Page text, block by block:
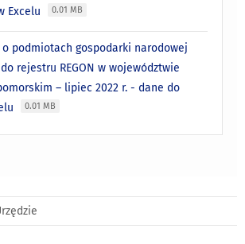
Excelu
0.01 MB
podmiotach gospodarki narodowej
rejestru REGON w województwie
– lipiec 2022 r. - dane do
0.01 MB